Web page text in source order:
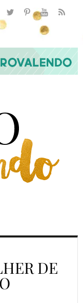
DE